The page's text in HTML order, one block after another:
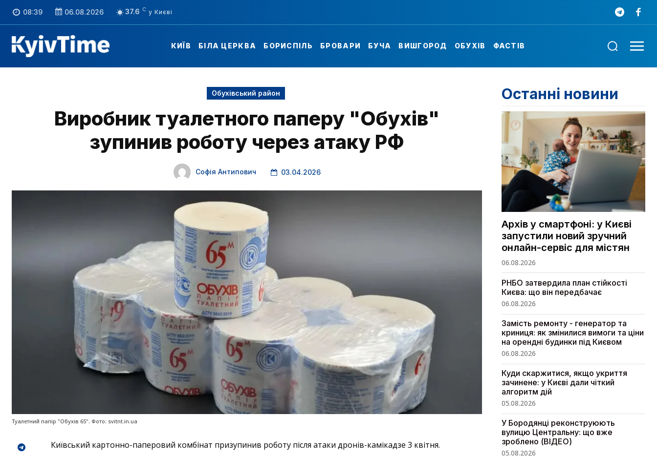
08:39 06.08.2026 37.6 C
КИЇВ БІЛА ЦЕРКВА БОРИСПІЛЬ БРОВАРИ БУЧА ВИШГОРОД ОБУХІВ ФАСТІВ
Обухівський район
Виробник туалетного паперу "Обухів"
зупинив роботу через атаку РФ
Софія Антипович 03.04.2026
Туалетний папір "Обухів 65". Фото: svitnt.in.ua
Київський картонно-паперовий комбінат призупинив роботу після атаки дронів-камікадзе 3 квітня.
Останні новини
Архів у смартфоні: у Києві
запустили новий зручний
онлайн-сервіс для містян
06.08.2026
РНБО затвердила план стійкості
Києва: що він передбачає
06.08.2026
Замість ремонту - генератор та
криниця: як змінилися вимоги та ціни
на орендні будинки під Києвом
06.08.2026
Куди скаржитися, якщо укриття
зачинене: у Києві дали чіткий
алгоритм дій
05.08.2026
У Бородянці реконструюють
вулицю Центральну: що вже
зроблено (ВІДЕО)
05.08.2026